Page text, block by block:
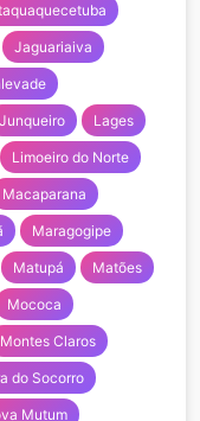
Jaguariaiva
Junqueiro Lages
Limoeiro do Norte
Macaparana
Maragogipe
Matupá Matões
Mococa
Montes Claros
do Socorro
Mutum